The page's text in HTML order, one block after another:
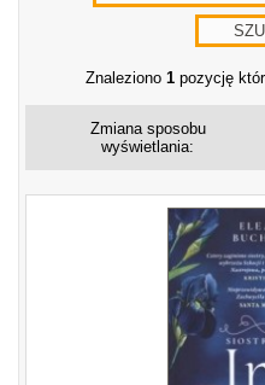
Znaleziono 1 pozycję
Zmiana sposobu
wyświetlania: